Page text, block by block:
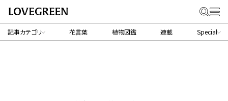
記事カテゴリ 花言葉 植物図鑑 連載 Special